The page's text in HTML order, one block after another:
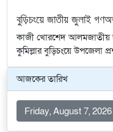
বুড়িচংয়ে জাতীয় জুলাই
কাজী খোরশেদ আলমজাতীয়
কুমিল্লার বুড়িচংয়ে উপজেলা
আজকের তারিখ
Friday, August 7, 2026